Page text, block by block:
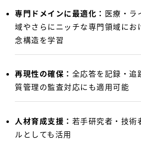
専門ドメインに最適化： 医療・ラ
域やさらにニッチな専門領域にお
念構造を学習
再現性の確保： 全応答を記録・追
質管理の監査対応にも適用可能
人材育成支援： 若手研究者・技術
ルとしても活用